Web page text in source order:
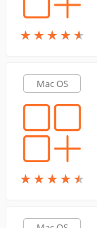
★ ★ ★ ★ ★
★ ★ ★ ★ ★
Mac OS
★ ★ ★ ★ ★
★ ★ ★ ★ ★